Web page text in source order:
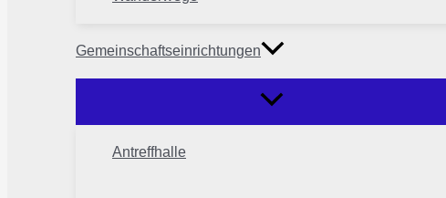
Gemeinschaftseinrichtungen
Antreffhalle